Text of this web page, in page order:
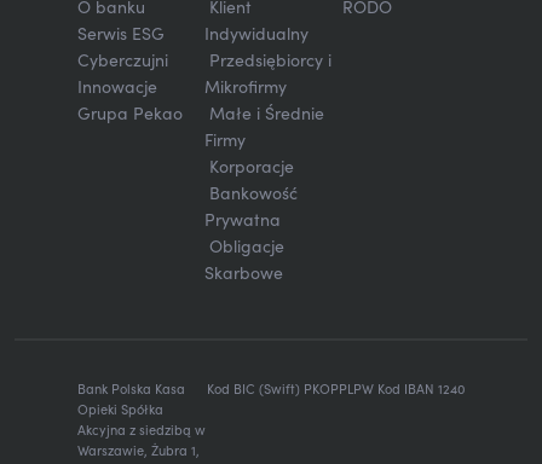
O banku
Serwis ESG
Cyberczujni
Innowacje
Grupa Pekao
Klient
Indywidualny
Przedsiębiorcy i
Mikrofirmy
Małe i Średnie
Firmy
Korporacje
Bankowość
Prywatna
Obligacje
Skarbowe
RODO
Bank Polska Kasa
Opieki Spółka
Akcyjna z siedzibą w
Warszawie, Żubra 1,
Kod BIC (Swift) PKOPPLPW Kod IBAN 1240